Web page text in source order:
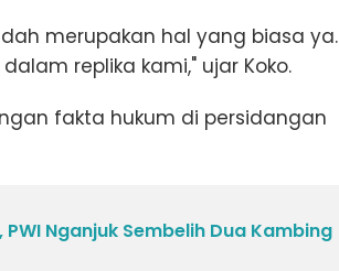
merupakan hal yang biasa ya.
replika kami," ujar Koko.
fakta hukum di persidangan
Nganjuk Sembelih Dua Kambing